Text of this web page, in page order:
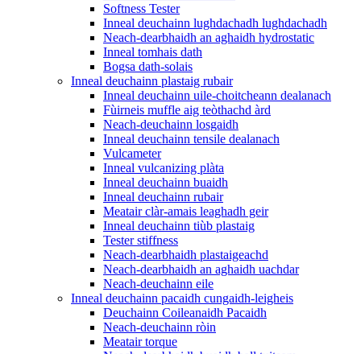
Softness Tester
Inneal deuchainn lughdachadh lughdachadh
Neach-dearbhaidh an aghaidh hydrostatic
Inneal tomhais dath
Bogsa dath-solais
Inneal deuchainn plastaig rubair
Inneal deuchainn uile-choitcheann dealanach
Fùirneis muffle aig teòthachd àrd
Neach-deuchainn losgaidh
Inneal deuchainn tensile dealanach
Vulcameter
Inneal vulcanizing plàta
Inneal deuchainn buaidh
Inneal deuchainn rubair
Meatair clàr-amais leaghadh geir
Inneal deuchainn tiùb plastaig
Tester stiffness
Neach-dearbhaidh plastaigeachd
Neach-dearbhaidh an aghaidh uachdar
Neach-deuchainn eile
Inneal deuchainn pacaidh cungaidh-leigheis
Deuchainn Coileanaidh Pacaidh
Neach-deuchainn ròin
Meatair torque